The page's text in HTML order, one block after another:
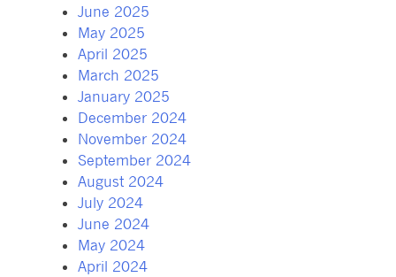
June 2025
May 2025
April 2025
March 2025
January 2025
December 2024
November 2024
September 2024
August 2024
July 2024
June 2024
May 2024
April 2024